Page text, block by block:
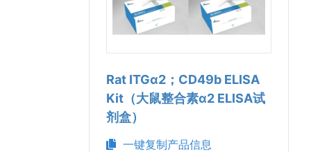
Rat ITGα2；CD49b ELISA
Kit（大鼠整合素α2 ELISA试
剂盒）
一键复制产品信息